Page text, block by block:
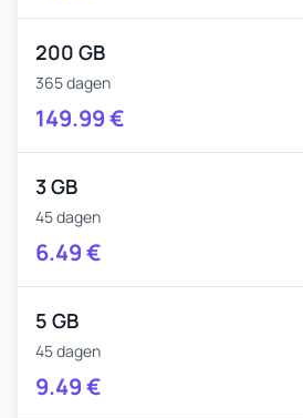
200 GB
365 dagen
149.99€
3 GB
45 dagen
6.49€
5 GB
45 dagen
9.49€